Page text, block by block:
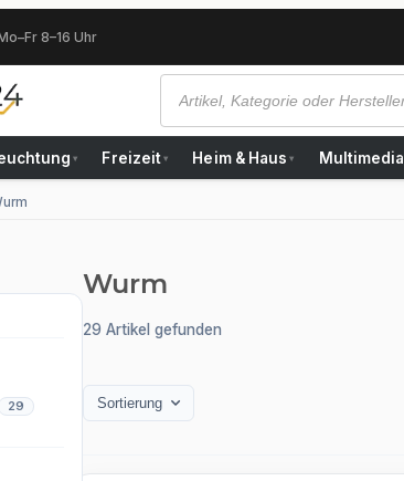
8–16 Uhr
▾ Freizeit ▾ Heim & Haus ▾ Multimedia
Wurm
29 Artikel gefunden
Sortierung
29 Artikel gefunden